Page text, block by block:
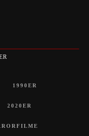
1990ER
2020ER